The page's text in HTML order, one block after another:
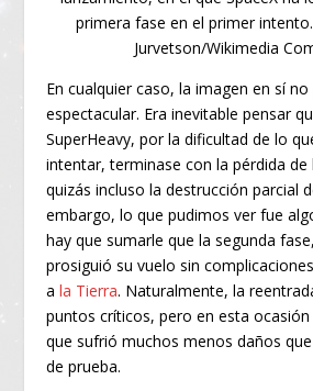
primera fase en el primer
Jurvetson/Wikimedia
En cualquier caso, la imagen en sí
espectacular. Era inevitable pensar
SuperHeavy, por la dificultad de lo
intentar, terminase con la pérdida
quizás incluso la destrucción parcial
embargo, lo que pudimos ver fue
hay que sumarle que la segunda
prosiguió su vuelo sin
ala Tierra. Naturalmente, la
puntos críticos, pero en esta
que sufrió muchos menos daños
de prueba.